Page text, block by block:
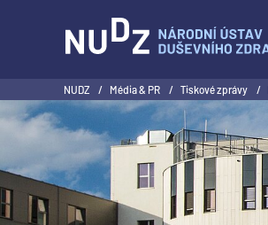
NUDZ / Média & PR / Tiskové zprávy /